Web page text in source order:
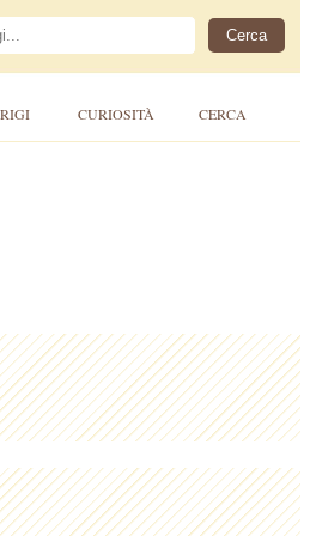
CURIOSITÀ CERCA